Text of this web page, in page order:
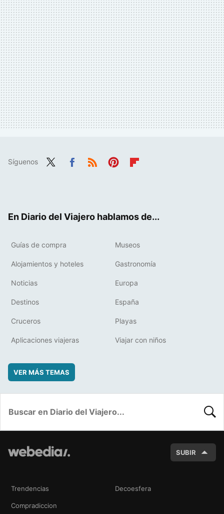
Síguenos
En Diario del Viajero hablamos de...
Guías de compra Museos
Alojamientos y hoteles Gastronomía
Noticias Europa
Destinos España
Cruceros Playas
Aplicaciones viajeras Viajar con niños
VER MÁS TEMAS
SUBIR
Trendencias Decoesfera
Compradiccion